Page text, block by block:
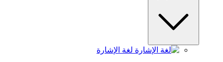
لغة الإشارة